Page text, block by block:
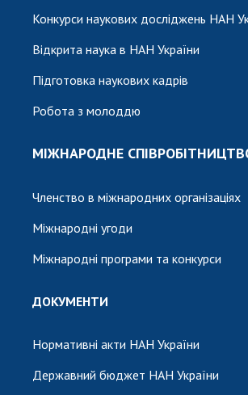
Конкурси наукових досліджень НАН
Відкрита наука в НАН України
Підготовка наукових кадрів
Робота з молоддю
МІЖНАРОДНЕ
Членство в міжнародних організаціях
Міжнародні угоди
Міжнародні програми та конкурси
ДОКУМЕНТИ
Нормативні акти НАН України
Державний бюджет НАН України